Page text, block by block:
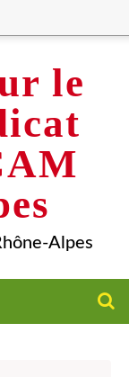
le
Alpes